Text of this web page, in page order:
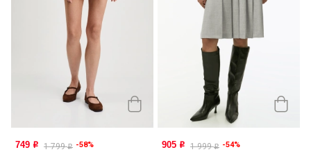
749 o 1 799o -58% 905 o 1 999o -54%